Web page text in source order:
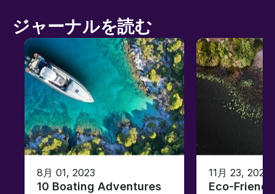
ジャーナルを読む
8月 01, 2023
10 Boating Adventures
11月 23, 2022
Eco-